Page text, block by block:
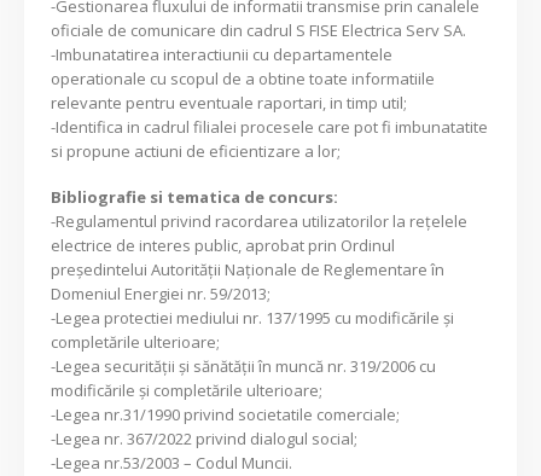
-Gestionarea fluxului de informatii transmise prin canalele
oficiale de comunicare din cadrul S FISE Electrica Serv SA.
-Imbunatatirea interactiunii cu departamentele
operationale cu scopul de a obtine toate informatiile
relevante pentru eventuale raportari, in timp util;
-Identifica in cadrul filialei procesele care pot fi imbunatatite
si propune actiuni de eficientizare a lor;
Bibliografie si tematica de concurs:
-Regulamentul privind racordarea utilizatorilor la reţelele
electrice de interes public, aprobat prin Ordinul
preşedintelui Autorităţii Naţionale de Reglementare în
Domeniul Energiei nr. 59/2013;
-Legea protectiei mediului nr. 137/1995 cu modificările şi
completările ulterioare;
-Legea securităţii şi sănătăţii în muncă nr. 319/2006 cu
modificările şi completările ulterioare;
-Legea nr.31/1990 privind societatile comerciale;
-Legea nr. 367/2022 privind dialogul social;
-Legea nr.53/2003 – Codul Muncii.